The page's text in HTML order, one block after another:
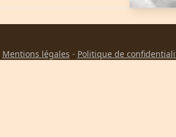
Mentions légales - Politique de